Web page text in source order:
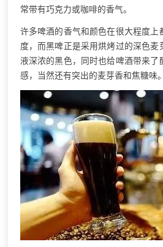
常带有巧克力或咖啡的香气。
许多啤酒的香气和颜色在很大程度上
度，而黑啤正是采用烘烤过的深色麦
液深浓的黑色，同时也给啤酒带来了
感，当然还有突出的麦芽香和焦糖味。